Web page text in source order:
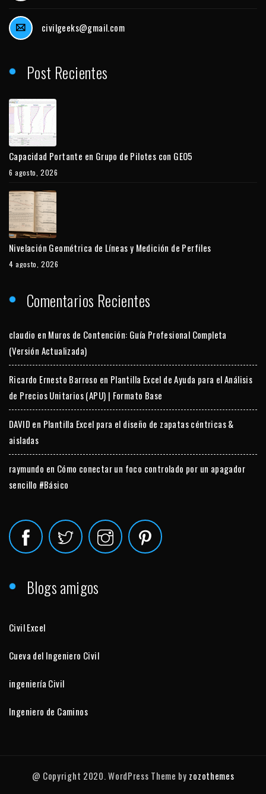
civilgeeks@gmail.com
Post Recientes
Capacidad Portante en Grupo de Pilotes con GEO5
6 agosto, 2026
Nivelación Geométrica de Líneas y Medición de Perfiles
4 agosto, 2026
Comentarios Recientes
claudio en Muros de Contención: Guía Profesional Completa
(Versión Actualizada)
Ricardo Ernesto Barroso en Plantilla Excel de Ayuda para el Análisis
de Precios Unitarios (APU) | Formato Base
DAVID en Plantilla Excel para el diseño de zapatas céntricas &
aisladas
raymundo en Cómo conectar un foco controlado por un apagador
sencillo #Básico
Blogs amigos
Civil Excel
Cueva del Ingeniero Civil
ingeniería Civil
Ingeniero de Caminos
@ Copyright 2020. WordPress Theme by zozothemes